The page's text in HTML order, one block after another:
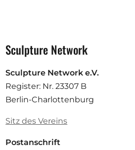
Sculpture Network
Sculpture Network e.V.
Register: Nr. 23307 B
Berlin-Charlottenburg
Sitz des Vereins
Postanschrift